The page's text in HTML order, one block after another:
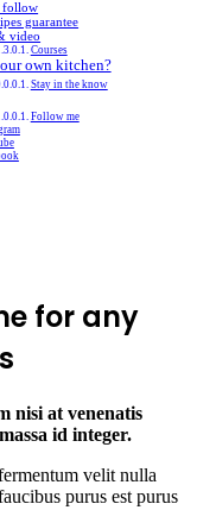
follow​
guarantee​
video​
Courses​
own kitchen?​
Stay in the know
Follow me​
for any
nisi at venenatis
id integer.
velit nulla
purus est purus